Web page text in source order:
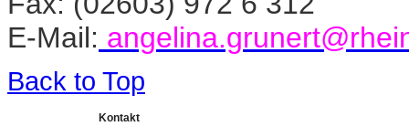
E-Mail:
Back to Top
Kontakt